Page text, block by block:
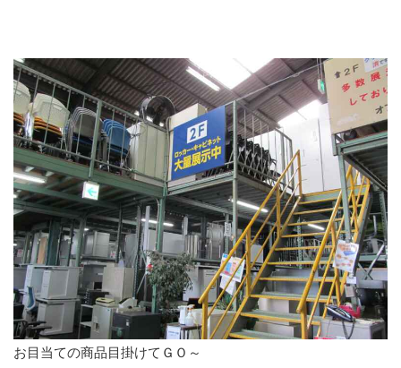
お目当ての商品目掛けてＧＯ～